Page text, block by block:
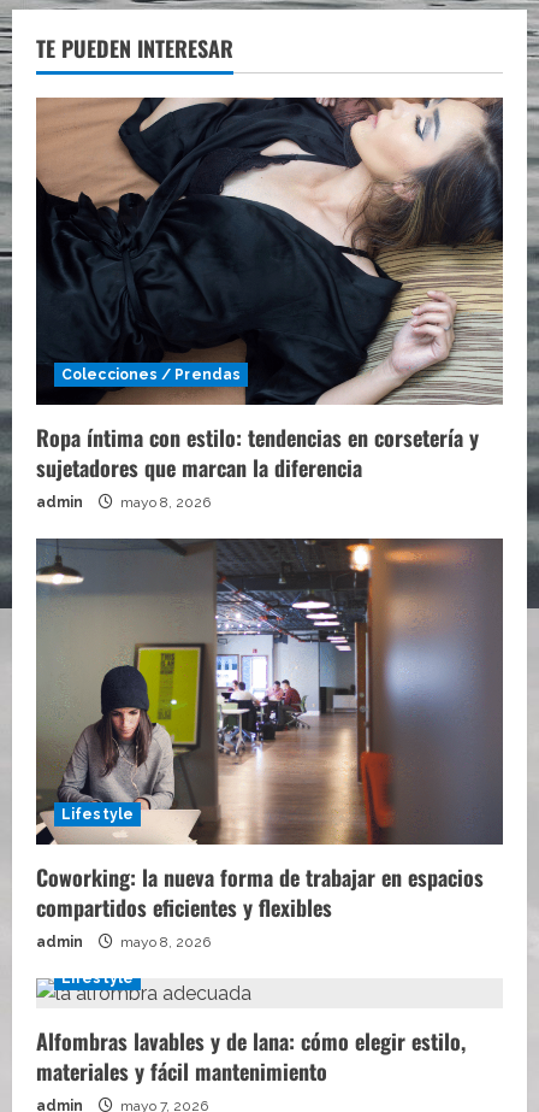
TE PUEDEN INTERESAR
Colecciones / Prendas
Ropa íntima con estilo: tendencias en corsetería y
sujetadores que marcan la diferencia
admin mayo 8, 2026
Lifestyle
Coworking: la nueva forma de trabajar en espacios
compartidos eficientes y flexibles
admin mayo 8, 2026
Lifestyle
Alfombras lavables y de lana: cómo elegir estilo,
materiales y fácil mantenimiento
admin mayo 7, 2026